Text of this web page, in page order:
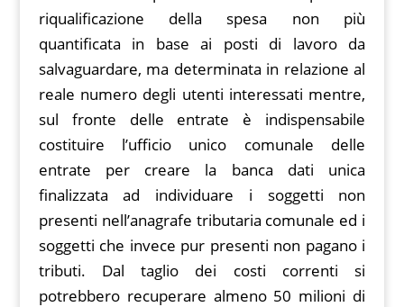
riqualificazione della spesa non più
quantificata in base ai posti di lavoro da
salvaguardare, ma determinata in relazione al
reale numero degli utenti interessati mentre,
sul fronte delle entrate è indispensabile
costituire l’ufficio unico comunale delle
entrate per creare la banca dati unica
finalizzata ad individuare i soggetti non
presenti nell’anagrafe tributaria comunale ed i
soggetti che invece pur presenti non pagano i
tributi. Dal taglio dei costi correnti si
potrebbero recuperare almeno 50 milioni di